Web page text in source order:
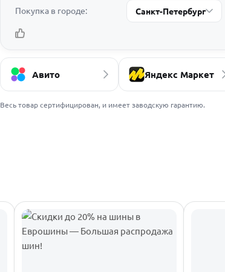
Покупка в городе: Санкт-Петербург
Авито Яндекс Маркет
Весь товар сертифицирован, и имеет заводскую гарантию.